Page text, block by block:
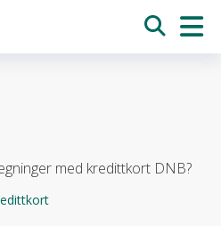
med kredittkort DNB?